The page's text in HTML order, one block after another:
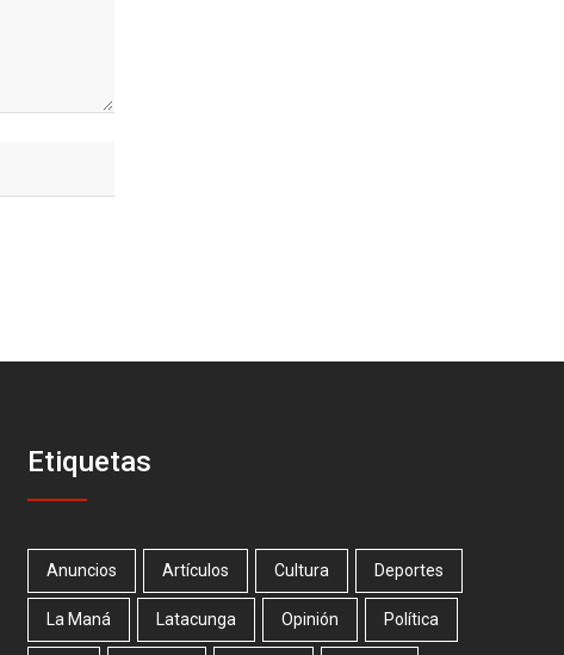
Etiquetas
Anuncios Artículos Cultura Deportes
La Maná Latacunga Opinión Política